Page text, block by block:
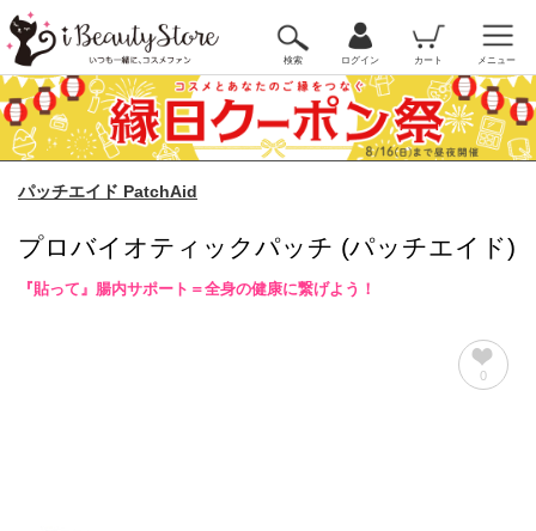
検索 ログイン カート メニュー
パッチエイド PatchAid
プロバイオティックパッチ (パッチエイド)
『貼って』腸内サポート＝全身の健康に繋げよう！
0